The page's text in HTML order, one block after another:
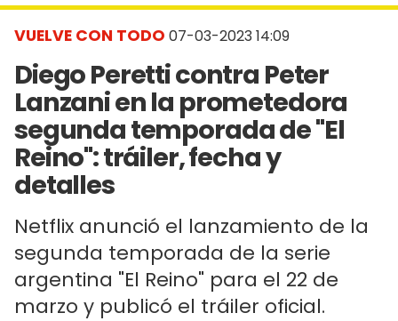
VUELVE CON TODO 07-03-2023 14:09
Diego Peretti contra Peter
Lanzani en la prometedora
segunda temporada de "El
Reino": tráiler, fecha y
detalles
Netflix anunció el lanzamiento de la
segunda temporada de la serie
argentina "El Reino" para el 22 de
marzo y publicó el tráiler oficial.